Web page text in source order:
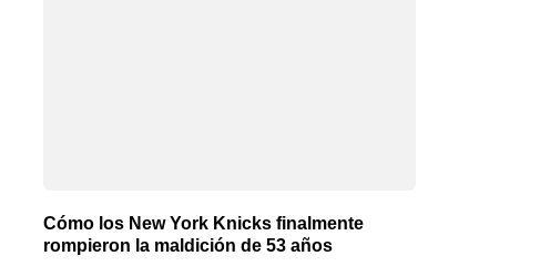
Cómo los New York Knicks finalmente
rompieron la maldición de 53 años